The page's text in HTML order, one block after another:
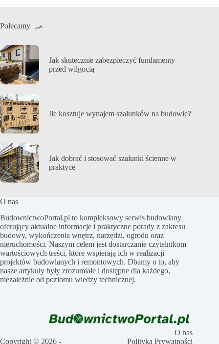
Polecamy
Jak skutecznie zabezpieczyć fundamenty
przed wilgocią
Ile kosztuje wynajem szalunków na budowie?
Jak dobrać i stosować szalunki ścienne w
praktyce
O nas
BudownictwoPortal.pl to kompleksowy serwis budowlany
oferujący aktualne informacje i praktyczne porady z zakresu
budowy, wykończenia wnętrz, narzędzi, ogrodu oraz
nieruchomości. Naszym celem jest dostarczanie czytelnikom
wartościowych treści, które wspierają ich w realizacji
projektów budowlanych i remontowych. Dbamy o to, aby
nasze artykuły były zrozumiałe i dostępne dla każdego,
niezależnie od poziomu wiedzy technicznej.
Copyright © 2026 -
O nas
Polityka Prywatności